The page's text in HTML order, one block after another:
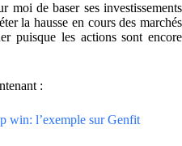
moi de baser ses investissements
la hausse en cours des marchés
puisque les actions sont encore
:
win: l’exemple sur Genfit